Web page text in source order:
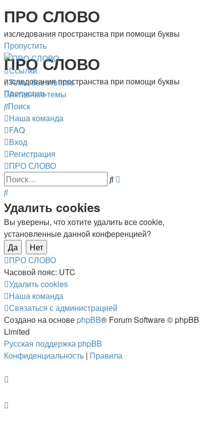
ПРО СЛОВО
изследования пространства при помощи буквы
Пропустить
ПРО СЛОВО
изследования пространства при помощи буквы
Пропустить
Ссылки
Темы без ответов
Активные темы
Поиск
Наша команда
FAQ
Вход
Регистрация
ПРО СЛОВО
Поиск
Поиск
Удалить cookies
Вы уверены, что хотите удалить все cookie,
установленные данной конференцией?
ПРО СЛОВО
Часовой пояс: UTC
Удалить cookies
Наша команда
Связаться с администрацией
Создано на основе phpBB® Forum Software © phpBB
Limited
Русская поддержка phpBB
Конфиденциальность | Правила